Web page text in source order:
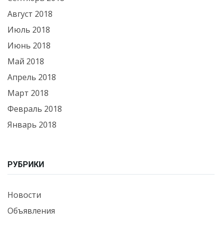
Август 2018
Июль 2018
Июнь 2018
Май 2018
Апрель 2018
Март 2018
Февраль 2018
Январь 2018
РУБРИКИ
Новости
Объявления